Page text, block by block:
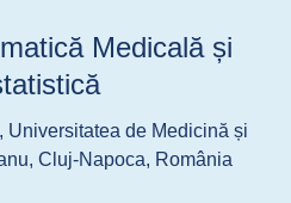
Medicală și
Universitatea de Medicină și
Cluj-Napoca, România